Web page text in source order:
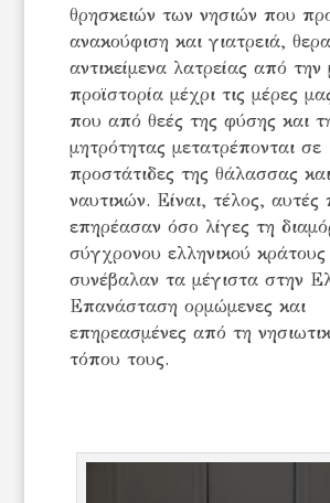
θρησκειών των νησιών που
ανακούφιση και γιατρειά,
αντικείμενα λατρείας από την
προϊστορία μέχρι τις μέρες
που από θεές της φύσης και
μητρότητας μετατρέπονται σε
προστάτιδες της θάλασσας
ναυτικών. Είναι, τέλος, αυτές
επηρέασαν όσο λίγες τη
σύγχρονου ελληνικού κράτους
συνέβαλαν τα μέγιστα στην
Επανάσταση ορμώμενες και
επηρεασμένες από τη
τόπου τους.